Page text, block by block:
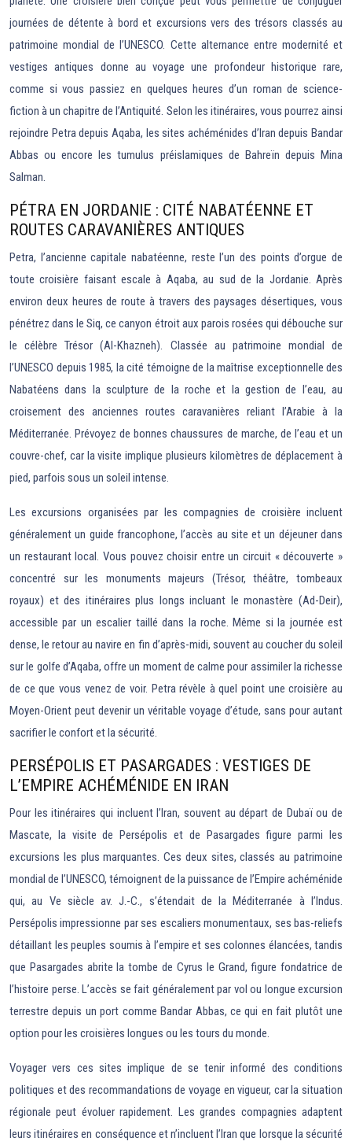
journées de détente à bord et excursions vers des trésors classés au
patrimoine mondial de l’UNESCO. Cette alternance entre modernité et
vestiges antiques donne au voyage une profondeur historique rare,
comme si vous passiez en quelques heures d’un roman de science-
fiction à un chapitre de l’Antiquité. Selon les itinéraires, vous pourrez ainsi
rejoindre Petra depuis Aqaba, les sites achéménides d’Iran depuis Bandar
Abbas ou encore les tumulus préislamiques de Bahreïn depuis Mina
Salman.
PÉTRA EN JORDANIE : CITÉ NABATÉENNE ET
ROUTES CARAVANIÈRES ANTIQUES
Petra, l’ancienne capitale nabatéenne, reste l’un des points d’orgue de
toute croisière faisant escale à Aqaba, au sud de la Jordanie. Après
environ deux heures de route à travers des paysages désertiques, vous
pénétrez dans le Siq, ce canyon étroit aux parois rosées qui débouche sur
le célèbre Trésor (Al-Khazneh). Classée au patrimoine mondial de
l’UNESCO depuis 1985, la cité témoigne de la maîtrise exceptionnelle des
Nabatéens dans la sculpture de la roche et la gestion de l’eau, au
croisement des anciennes routes caravanières reliant l’Arabie à la
Méditerranée. Prévoyez de bonnes chaussures de marche, de l’eau et un
couvre-chef, car la visite implique plusieurs kilomètres de déplacement à
pied, parfois sous un soleil intense.
Les excursions organisées par les compagnies de croisière incluent
généralement un guide francophone, l’accès au site et un déjeuner dans
un restaurant local. Vous pouvez choisir entre un circuit « découverte »
concentré sur les monuments majeurs (Trésor, théâtre, tombeaux
royaux) et des itinéraires plus longs incluant le monastère (Ad-Deir),
accessible par un escalier taillé dans la roche. Même si la journée est
dense, le retour au navire en fin d’après-midi, souvent au coucher du soleil
sur le golfe d’Aqaba, offre un moment de calme pour assimiler la richesse
de ce que vous venez de voir. Petra révèle à quel point une croisière au
Moyen-Orient peut devenir un véritable voyage d’étude, sans pour autant
sacrifier le confort et la sécurité.
PERSÉPOLIS ET PASARGADES : VESTIGES DE
L’EMPIRE ACHÉMÉNIDE EN IRAN
Pour les itinéraires qui incluent l’Iran, souvent au départ de Dubaï ou de
Mascate, la visite de Persépolis et de Pasargades figure parmi les
excursions les plus marquantes. Ces deux sites, classés au patrimoine
mondial de l’UNESCO, témoignent de la puissance de l’Empire achéménide
qui, au Ve siècle av. J.-C., s’étendait de la Méditerranée à l’Indus.
Persépolis impressionne par ses escaliers monumentaux, ses bas-reliefs
détaillant les peuples soumis à l’empire et ses colonnes élancées, tandis
que Pasargades abrite la tombe de Cyrus le Grand, figure fondatrice de
l’histoire perse. L’accès se fait généralement par vol ou longue excursion
terrestre depuis un port comme Bandar Abbas, ce qui en fait plutôt une
option pour les croisières longues ou les tours du monde.
Voyager vers ces sites implique de se tenir informé des conditions
politiques et des recommandations de voyage en vigueur, car la situation
régionale peut évoluer rapidement. Les grandes compagnies adaptent
leurs itinéraires en conséquence et n’incluent l’Iran que lorsque la sécurité